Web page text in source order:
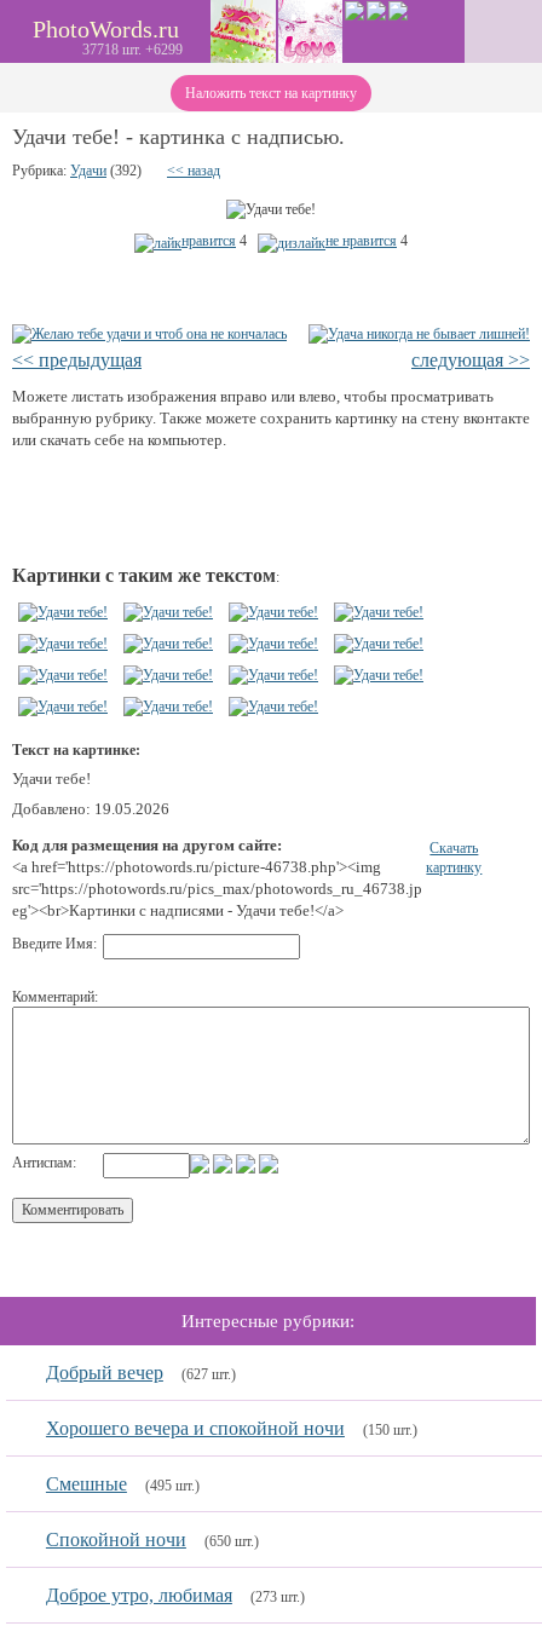
PhotoWords.ru
37718 шт. +6299
Наложить текст на картинку
Удачи тебе! - картинка с надписью.
Рубрика: Удачи (392) << назад
нравится 4 не нравится 4
<< предыдущая следующая >>
Можете листать изображения вправо или влево, чтобы просматривать
выбранную рубрику. Также можете сохранить картинку на стену вконтакте
или скачать себе на компьютер.
Картинки с таким же текстом:
Текст на картинке:
Удачи тебе!
Добавлено: 19.05.2026
Код для размещения на другом сайте:
<a href='https://photowords.ru/picture-46738.php'><img
src='https://photowords.ru/pics_max/photowords_ru_46738.jp
eg'><br>Картинки с надписями - Удачи тебе!</a>
Скачать
картинку
Введите Имя:
Комментарий:
Антиспам:
Интересные рубрики:
Добрый вечер (627 шт.)
Хорошего вечера и спокойной ночи (150 шт.)
Смешные (495 шт.)
Спокойной ночи (650 шт.)
Доброе утро, любимая (273 шт.)